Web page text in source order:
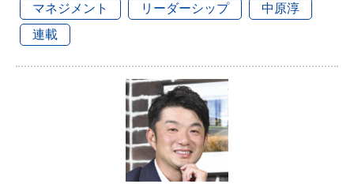
マネジメント リーダーシップ
中原淳
連載